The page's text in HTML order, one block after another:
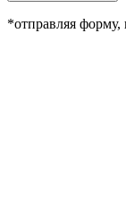
*отправляя форму,